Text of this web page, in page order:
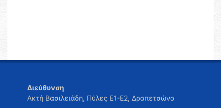
Διεύθυνση
Ακτή Βασιλειάδη, Πύλες Ε1-Ε2, Δραπετσώνα